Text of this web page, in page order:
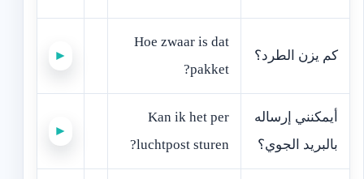
‫كم يزن الطرد؟‬
Hoe zwaar is dat
pakket?
►
‫أيمكنني إرساله
بالبريد الجوي؟‬
Kan ik het per
luchtpost sturen?
►